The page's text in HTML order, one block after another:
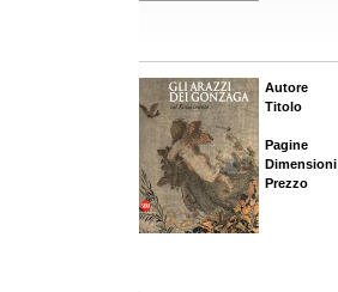
Autore
Titolo
Pagine
Dimensioni
Prezzo